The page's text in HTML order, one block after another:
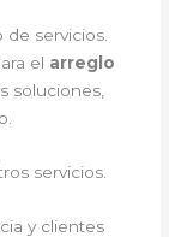
servicios.
el arreglo
soluciones,
servicios.
y clientes